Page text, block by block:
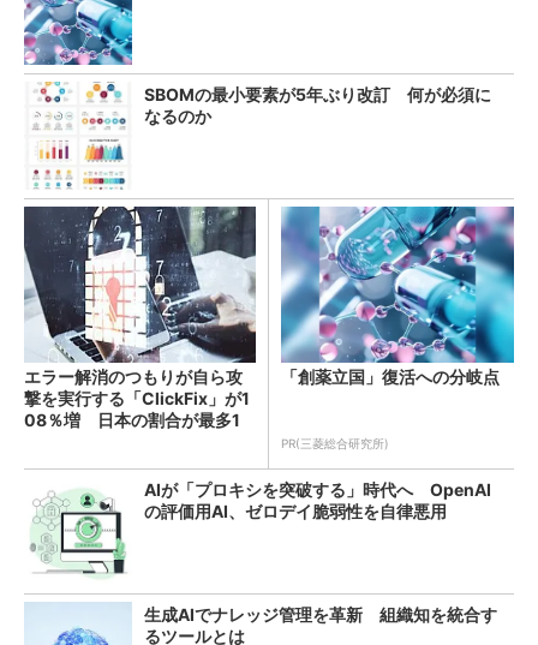
SBOMの最小要素が5年ぶり改訂 何が必須に
なるのか
エラー解消のつもりが自ら攻
撃を実行する「ClickFix」が1
08％増 日本の割合が最多1
「創薬立国」復活への分岐点
PR(三菱総合研究所)
AIが「プロキシを突破する」時代へ OpenAI
の評価用AI、ゼロデイ脆弱性を自律悪用
生成AIでナレッジ管理を革新 組織知を統合す
るツールとは